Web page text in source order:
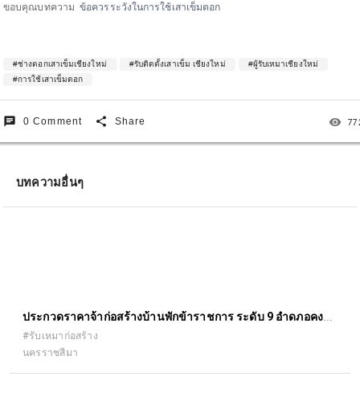
ขอบคุณบทความข้อควรระวังในการใช้เสาเข็มตอก
#ช่างตอกเสาเข็มเชียงใหม่ #รับติดตั้งเสาเข็ม เชียงใหม่
#ผู้รับเหมาเชียงใหม่
#การใช้เสาเข็มตอก
chat 0 Comment share Share remove_red_eye
บทความอื่นๆ
ประกวดราคาจ้าก่อสร้างบ้านพักข้าราชการ ระดับ 9 อำดภอคง
จังหวัดนครราชสีมา
#รับเหมาก่อสร้าง
นครราชสีมา